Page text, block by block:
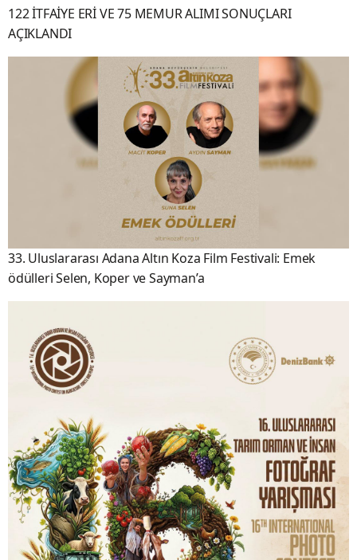
122 İTFAİYE ERİ VE 75 MEMUR ALIMI SONUÇLARI
AÇIKLANDI
33. Uluslararası Adana Altın Koza Film Festivali: Emek
ödülleri Selen, Koper ve Sayman’a